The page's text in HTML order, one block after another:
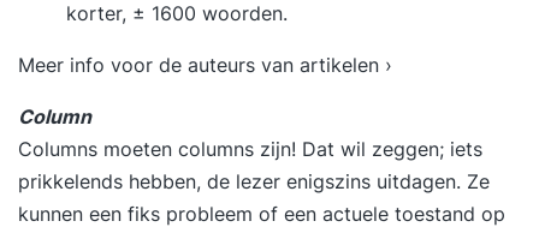
korter, ± 1600 woorden.
Meer info voor de auteurs van artikelen ›
Column
Columns moeten columns zijn! Dat wil zeggen; iets
prikkelends hebben, de lezer enigszins uitdagen. Ze
kunnen een fiks probleem of een actuele toestand op